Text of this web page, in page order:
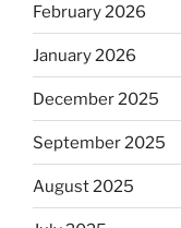
February 2026
January 2026
December 2025
September 2025
August 2025